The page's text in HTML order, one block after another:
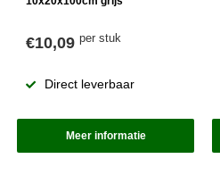
€10,09 per stuk
Direct leverbaar
Meer informatie